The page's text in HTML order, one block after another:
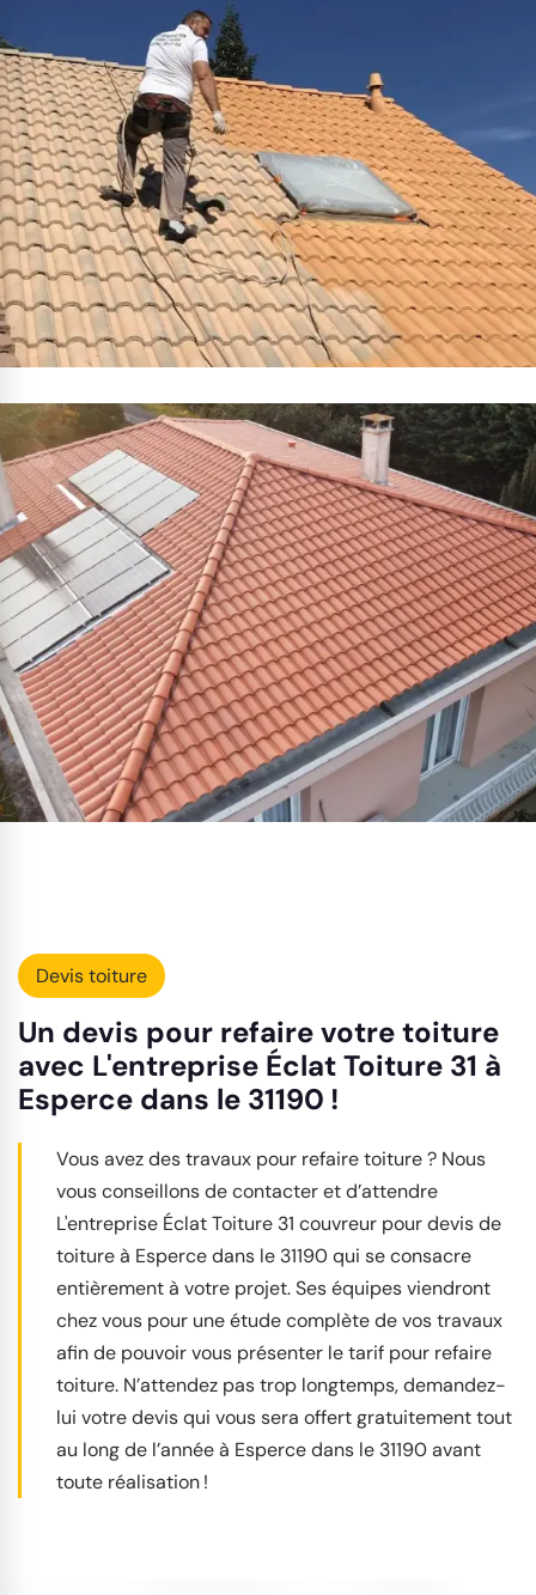
Devis toiture
Un devis pour refaire votre toiture
avec L'entreprise Éclat Toiture 31 à
Esperce dans le 31190 !
Vous avez des travaux pour refaire toiture ? Nous
vous conseillons de contacter et d’attendre
L'entreprise Éclat Toiture 31 couvreur pour devis de
toiture à Esperce dans le 31190 qui se consacre
entièrement à votre projet. Ses équipes viendront
chez vous pour une étude complète de vos travaux
afin de pouvoir vous présenter le tarif pour refaire
toiture. N’attendez pas trop longtemps, demandez-
lui votre devis qui vous sera offert gratuitement tout
au long de l’année à Esperce dans le 31190 avant
toute réalisation !